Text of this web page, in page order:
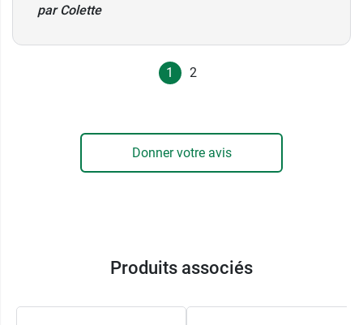
fonctions : 10 ml.
par Colette
1 2
Donner votre avis
Produits associés